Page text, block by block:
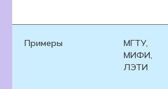
Примеры
МГТУ,
МИФИ,
ЛЭТИ